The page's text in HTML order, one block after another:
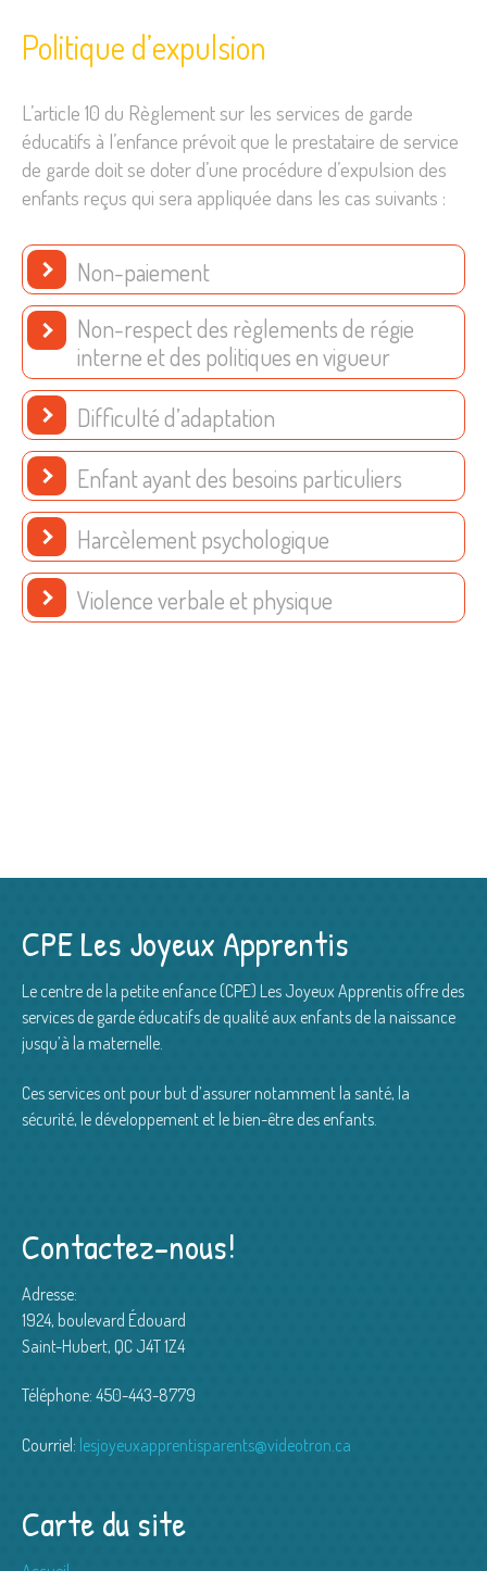
Politique d’expulsion
L’article 10 du Règlement sur les services de garde
éducatifs à l’enfance prévoit que le prestataire de service
de garde doit se doter d’une procédure d’expulsion des
enfants reçus qui sera appliquée dans les cas suivants :
Non-paiement
Non-respect des règlements de régie
interne et des politiques en vigueur
Difficulté d’adaptation
Enfant ayant des besoins particuliers
Harcèlement psychologique
Violence verbale et physique
CPE Les Joyeux Apprentis
Le centre de la petite enfance (CPE) Les Joyeux Apprentis offre des
services de garde éducatifs de qualité aux enfants de la naissance
jusqu’à la maternelle.
Ces services ont pour but d’assurer notamment la santé, la
sécurité, le développement et le bien-être des enfants.
Contactez-nous!
Adresse:
1924, boulevard Édouard
Saint-Hubert, QC J4T 1Z4
Téléphone: 450-443-8779
Courriel: lesjoyeuxapprentisparents@videotron.ca
Carte du site